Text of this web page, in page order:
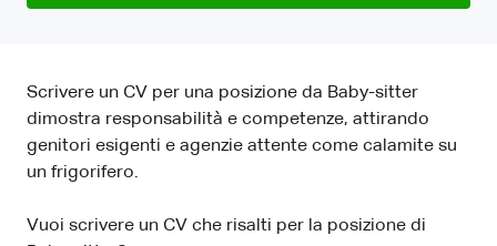
Scrivere un CV per una posizione da Baby-sitter
dimostra responsabilità e competenze, attirando
genitori esigenti e agenzie attente come calamite su
un frigorifero.
Vuoi scrivere un CV che risalti per la posizione di